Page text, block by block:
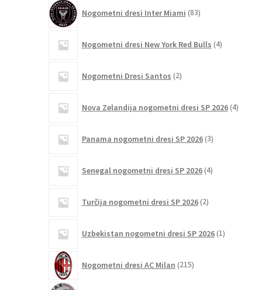
Nogometni dresi Inter Miami 83izdelkov
Nogometni dresi New York Red Bulls 4izdelki
Nogometni Dresi Santos 2izdelka
Nova Zelandija nogometni dresi SP 2026 4izdelki
Panama nogometni dresi SP 2026 3izdelki
Senegal nogometni dresi SP 2026 4izdelki
Turčija nogometni dresi SP 2026 2izdelka
Uzbekistan nogometni dresi SP 2026 1izdelek
Nogometni dresi AC Milan 215izdelkov